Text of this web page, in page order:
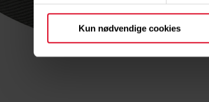
Kun nødvendige cookies